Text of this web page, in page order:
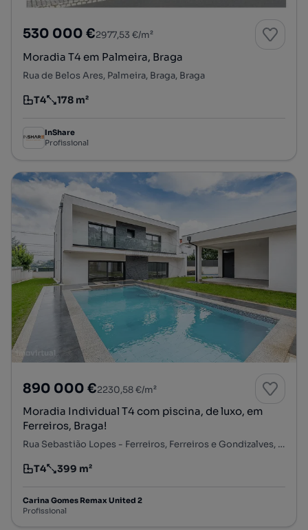
530 000 €2977,53 €/m²
Moradia T4 em Palmeira, Braga
Rua de Belos Ares, Palmeira, Braga, Braga
Tipologia
T4
Preço por metro quadrado
178 m²
InShare
Profissional
890 000 €2230,58 €/m²
Moradia Individual T4 com piscina, de luxo, em
Ferreiros, Braga!
Rua Sebastião Lopes - Ferreiros, Ferreiros e Gondizalves, Braga, Braga
Tipologia
T4
Preço por metro quadrado
399 m²
Carina Gomes Remax United 2
Profissional